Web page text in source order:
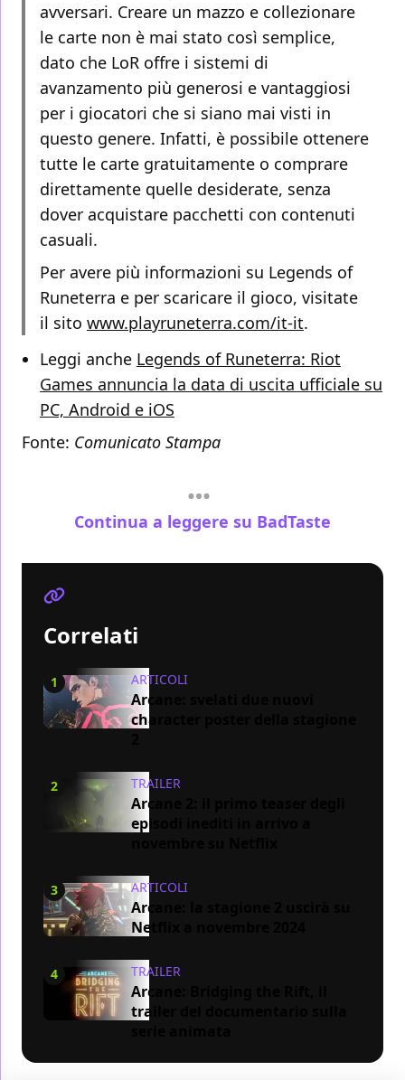
avversari. Creare un mazzo e collezionare
le carte non è mai stato così semplice,
dato che LoR offre i sistemi di
avanzamento più generosi e vantaggiosi
per i giocatori che si siano mai visti in
questo genere. Infatti, è possibile ottenere
tutte le carte gratuitamente o comprare
direttamente quelle desiderate, senza
dover acquistare pacchetti con contenuti
casuali.
Per avere più informazioni su Legends of
Runeterra e per scaricare il gioco, visitate
il sito www.playruneterra.com/it-it.
Leggi anche Legends of Runeterra: Riot
Games annuncia la data di uscita ufficiale su
PC, Android e iOS
Fonte: Comunicato Stampa
Continua a leggere su BadTaste
Correlati
1 ARTICOLI
Arcane: svelati due nuovi
character poster della stagione
2 TRAILER
Arcane 2: il primo teaser degli
episodi inediti in arrivo a
3 ARTICOLI
Arcane: la stagione 2 uscirà su
Netflix a novembre 2024
4 TRAILER
Arcane: Bridging the Rift, il
trailer del documentario sulla